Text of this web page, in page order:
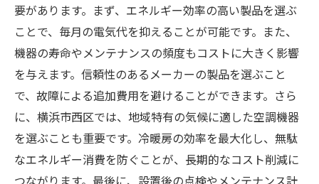
要があります。まず、エネルギー効率の高い製品を選ぶ
ことで、毎月の電気代を抑えることが可能です。また、
機器の寿命やメンテナンスの頻度もコストに大きく影響
を与えます。信頼性のあるメーカーの製品を選ぶこと
で、故障による追加費用を避けることができます。さら
に、横浜市西区では、地域特有の気候に適した空調機器
を選ぶことも重要です。冷暖房の効率を最大化し、無駄
なエネルギー消費を防ぐことが、長期的なコスト削減に
つながります。最後に、設置後の点検やメンテナンス計